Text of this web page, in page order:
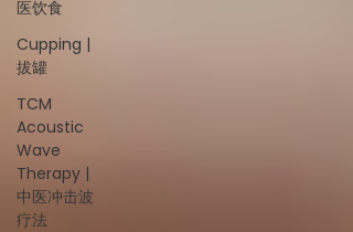
医饮食
Cupping |
拔罐
TCM
Acoustic
Wave
Therapy |
中医冲击波
疗法